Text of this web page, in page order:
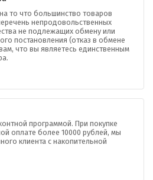
то что большинство товаров
непродовольственных
не подлежащих обмену или
постановления (отказ в обмене
что вы являетесь единственным
программой. При покупке
оплате более 10000 рублей, мы
клиента с накопительной